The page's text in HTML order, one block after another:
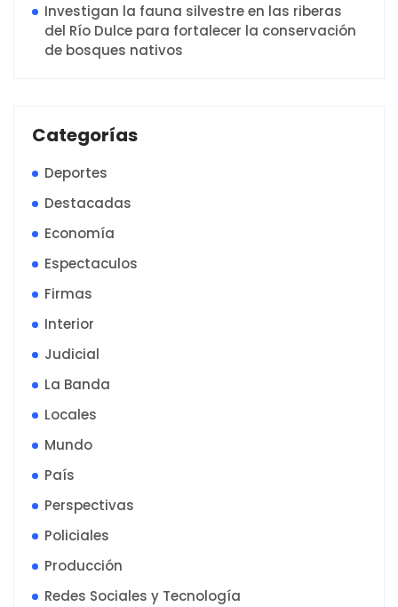
Investigan la fauna silvestre en las riberas
del Río Dulce para fortalecer la conservación
de bosques nativos
Categorías
Deportes
Destacadas
Economía
Espectaculos
Firmas
Interior
Judicial
La Banda
Locales
Mundo
País
Perspectivas
Policiales
Producción
Redes Sociales y Tecnología